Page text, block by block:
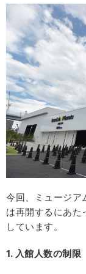
今回、ミュージア
は再開するにあた
しています。
1. 入館人数の制限